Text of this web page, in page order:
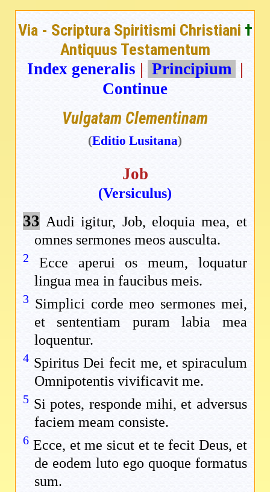
Via - Scriptura Spiritismi Christiani †
Antiquus Testamentum
Index generalis | Principium |
Continue
Vulgatam Clementinam
(Editio Lusitana)
Job
(Versiculus)
33 Audi igitur, Job, eloquia mea, et
omnes sermones meos ausculta.
2
Ecce aperui os meum, loquatur
lingua mea in faucibus meis.
3 Simplici corde meo sermones mei,
et sententiam puram labia mea
loquentur.
4 Spiritus Dei fecit me, et spiraculum
Omnipotentis vivificavit me.
5 Si potes, responde mihi, et adversus
faciem meam consiste.
6 Ecce, et me sicut et te fecit Deus, et
de eodem luto ego quoque formatus
sum.